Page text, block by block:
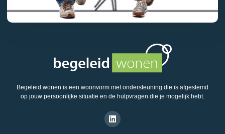
Begeleid wonen is een woonvorm met ondersteuning die is afgestemd
op jouw persoonlijke situatie en de hulpvragen die je mogelijk hebt.